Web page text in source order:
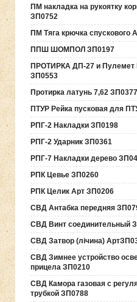
ПМ накладка на рукоятку
ЗП0752
ПМ Тяга крючка спускового
ППШ ШОМПОЛ ЗП0197
ПРОТИРКА ДП-27 и Пулемет
ЗП0553
Протирка латунь 7,62 ЗП0377
ПТУР Рейка пусковая для
РПГ-2 Накладки ЗП0198
РПГ-2 Ударник ЗП0361
РПГ-7 Накладки дерево
РПК Цевье ЗП0260
РПК Целик Арт ЗП0206
СВД Антабка передняя
СВД Винт соединительный
СВД Затвор (лічина)
СВД Зимнее устройство
прицела ЗП0210
СВД Камора газовая с
трубкой ЗП0788